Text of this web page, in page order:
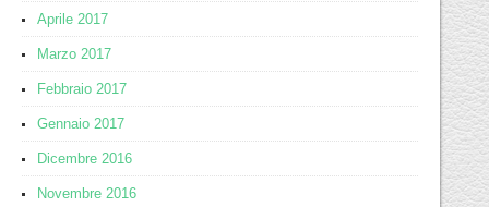
Aprile 2017
Marzo 2017
Febbraio 2017
Gennaio 2017
Dicembre 2016
Novembre 2016